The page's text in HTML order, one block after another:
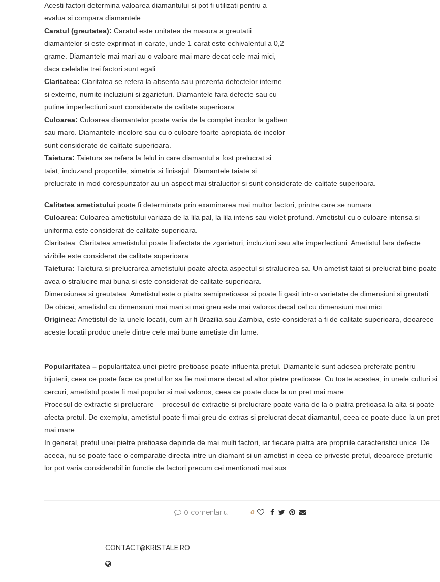
Acesti factori determina valoarea diamantului si pot fi utilizati pentru a
evalua si compara diamantele.
Caratul (greutatea): Caratul este unitatea de masura a greutatii
diamantelor si este exprimat in carate, unde 1 carat este echivalentul a 0,2
grame. Diamantele mai mari au o valoare mai mare decat cele mai mici,
daca celelalte trei factori sunt egali.
Claritatea: Claritatea se refera la absenta sau prezenta defectelor interne
si externe, numite incluziuni si zgarieturi. Diamantele fara defecte sau cu
putine imperfectiuni sunt considerate de calitate superioara.
Culoarea: Culoarea diamantelor poate varia de la complet incolor la galben
sau maro. Diamantele incolore sau cu o culoare foarte apropiata de incolor
sunt considerate de calitate superioara.
Taietura: Taietura se refera la felul in care diamantul a fost prelucrat si
taiat, incluzand proportiile, simetria si finisajul. Diamantele taiate si
prelucrate in mod corespunzator au un aspect mai stralucitor si sunt considerate de calitate superioara.
Calitatea ametistului poate fi determinata prin examinarea mai multor factori, printre care se numara:
Culoarea: Culoarea ametistului variaza de la lila pal, la lila intens sau violet profund. Ametistul cu o culoare intensa si
uniforma este considerat de calitate superioara.
Claritatea: Claritatea ametistului poate fi afectata de zgarieturi, incluziuni sau alte imperfectiuni. Ametistul fara defecte
vizibile este considerat de calitate superioara.
Taietura: Taietura si prelucrarea ametistului poate afecta aspectul si stralucirea sa. Un ametist taiat si prelucrat bine poate
avea o stralucire mai buna si este considerat de calitate superioara.
Dimensiunea si greutatea: Ametistul este o piatra semipretioasa si poate fi gasit intr-o varietate de dimensiuni si greutati.
De obicei, ametistul cu dimensiuni mai mari si mai greu este mai valoros decat cel cu dimensiuni mai mici.
Originea: Ametistul de la unele locatii, cum ar fi Brazilia sau Zambia, este considerat a fi de calitate superioara, deoarece
aceste locatii produc unele dintre cele mai bune ametiste din lume.
Popularitatea – popularitatea unei pietre pretioase poate influenta pretul. Diamantele sunt adesea preferate pentru
bijuterii, ceea ce poate face ca pretul lor sa fie mai mare decat al altor pietre pretioase. Cu toate acestea, in unele culturi si
cercuri, ametistul poate fi mai popular si mai valoros, ceea ce poate duce la un pret mai mare.
Procesul de extractie si prelucrare – procesul de extractie si prelucrare poate varia de la o piatra pretioasa la alta si poate
afecta pretul. De exemplu, ametistul poate fi mai greu de extras si prelucrat decat diamantul, ceea ce poate duce la un pret
mai mare.
In general, pretul unei pietre pretioase depinde de mai multi factori, iar fiecare piatra are propriile caracteristici unice. De
aceea, nu se poate face o comparatie directa intre un diamant si un ametist in ceea ce priveste pretul, deoarece preturile
lor pot varia considerabil in functie de factori precum cei mentionati mai sus.
0 comentariu 0
CONTACT@KRISTALE.RO